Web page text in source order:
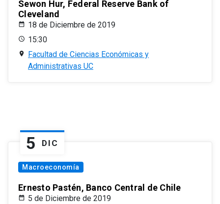
Sewon Hur, Federal Reserve Bank of
Cleveland
18 de Diciembre de 2019
15:30
Facultad de Ciencias Económicas y
Administrativas UC
5 DIC
Macroeconomía
Ernesto Pastén, Banco Central de Chile
5 de Diciembre de 2019